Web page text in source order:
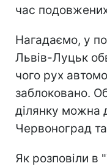
час
Нагадаємо, у
Львів-Луцьк
чого рух
заблоковано.
ділянку можна
Червоноград
Як розповіли в